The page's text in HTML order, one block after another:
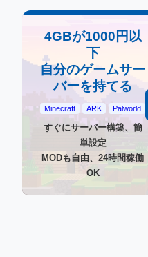
4GBが1000円以
下
自分のゲームサー
バーを持てる
Minecraft ARK Palworld
すぐにサーバー構築、簡
単設定
MODも自由、24時間稼働
OK